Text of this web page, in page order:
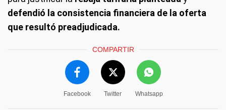
defendió la consistencia financiera de la oferta
que resultó preadjudicada.
COMPARTIR
Facebook Twitter Whatsapp